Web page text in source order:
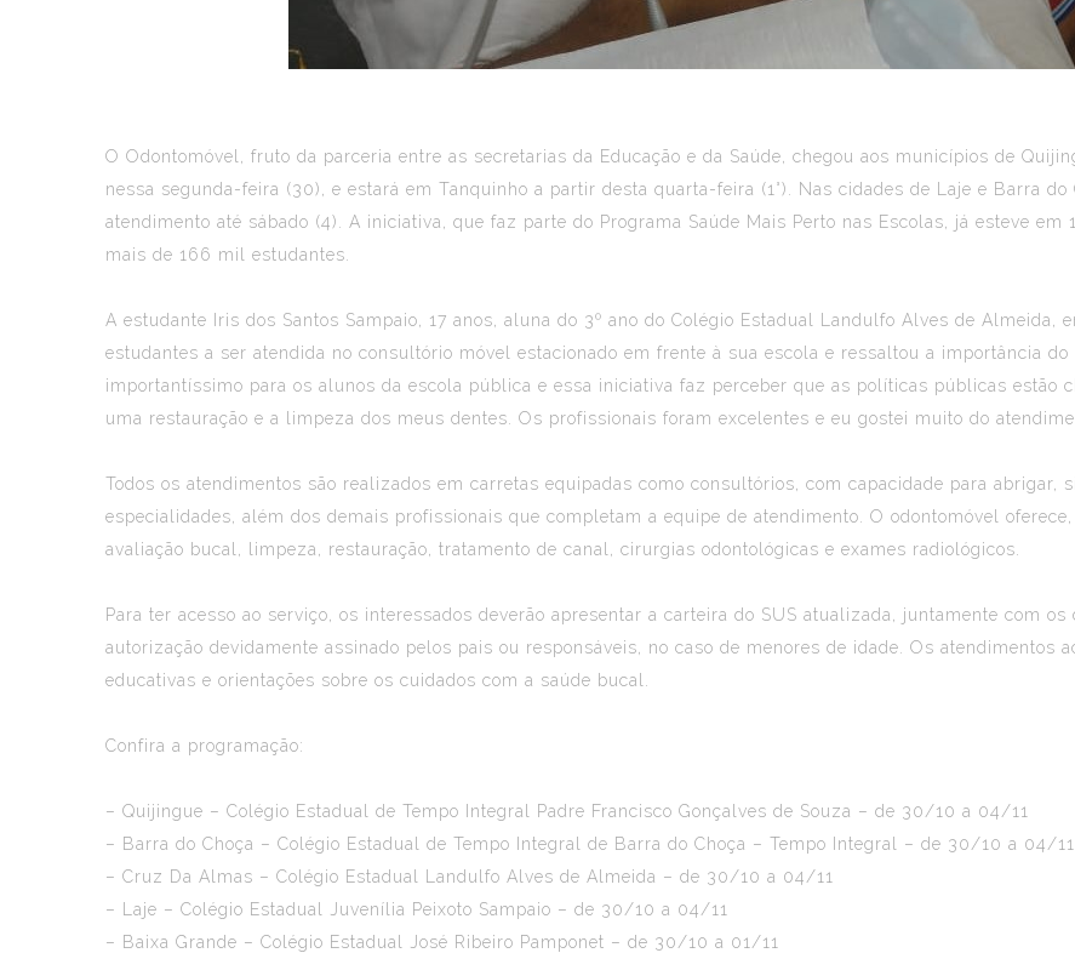
O Odontomóvel, fruto da parceria entre as secretarias da Educação e da Saúde, chegou aos municípios de
nessa segunda-feira (30), e estará em Tanquinho a partir desta quarta-feira (1°). Nas cidades de Laje e Barra
atendimento até sábado (4). A iniciativa, que faz parte do Programa Saúde Mais Perto nas Escolas, já esteve
mais de 166 mil estudantes.
A estudante Iris dos Santos Sampaio, 17 anos, aluna do 3º ano do Colégio Estadual Landulfo Alves de
estudantes a ser atendida no consultório móvel estacionado em frente à sua escola e ressaltou a importância
importantíssimo para os alunos da escola pública e essa iniciativa faz perceber que as políticas públicas estão
uma restauração e a limpeza dos meus dentes. Os profissionais foram excelentes e eu gostei muito do
Todos os atendimentos são realizados em carretas equipadas como consultórios, com capacidade para abrigar,
especialidades, além dos demais profissionais que completam a equipe de atendimento. O odontomóvel
avaliação bucal, limpeza, restauração, tratamento de canal, cirurgias odontológicas e exames radiológicos.
Para ter acesso ao serviço, os interessados deverão apresentar a carteira do SUS atualizada, juntamente com
autorização devidamente assinado pelos pais ou responsáveis, no caso de menores de idade. Os atendimentos
educativas e orientações sobre os cuidados com a saúde bucal.
Confira a programação:
– Quijingue – Colégio Estadual de Tempo Integral Padre Francisco Gonçalves de Souza – de 30/10 a 04/11
– Barra do Choça – Colégio Estadual de Tempo Integral de Barra do Choça – Tempo Integral – de 30/10 a 04/11
– Cruz Da Almas – Colégio Estadual Landulfo Alves de Almeida – de 30/10 a 04/11
– Laje – Colégio Estadual Juvenília Peixoto Sampaio – de 30/10 a 04/11
– Baixa Grande – Colégio Estadual José Ribeiro Pamponet – de 30/10 a 01/11